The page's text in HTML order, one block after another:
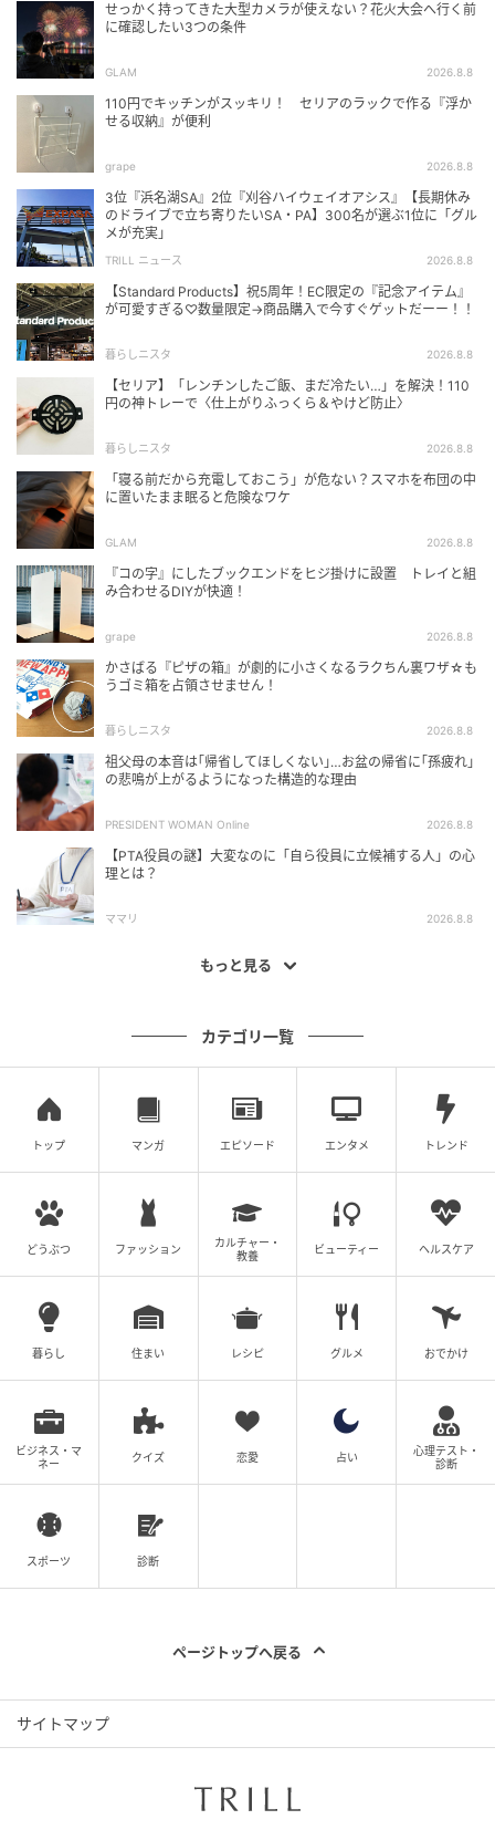
せっかく持ってきた大型カメラが使えない？花火大会へ行く前
に確認したい3つの条件
GLAM 2026.8.8
110円でキッチンがスッキリ！ セリアのラックで作る『浮か
せる収納』が便利
grape 2026.8.8
3位『浜名湖SA』2位『刈谷ハイウェイオアシス』【長期休み
のドライブで立ち寄りたいSA・PA】300名が選ぶ1位に「グル
メが充実」
TRILL ニュース 2026.8.8
【Standard Products】祝5周年！EC限定の『記念アイテム』
が可愛すぎる♡数量限定→商品購入で今すぐゲットだーー！！
暮らしニスタ 2026.8.8
【セリア】「レンチンしたご飯、まだ冷たい…」を解決！110
円の神トレーで〈仕上がりふっくら＆やけど防止〉
暮らしニスタ 2026.8.8
「寝る前だから充電しておこう」が危ない？スマホを布団の中
に置いたまま眠ると危険なワケ
GLAM 2026.8.8
『コの字』にしたブックエンドをヒジ掛けに設置 トレイと組
み合わせるDIYが快適！
grape 2026.8.8
かさばる『ピザの箱』が劇的に小さくなるラクちん裏ワザ☆も
うゴミ箱を占領させません！
暮らしニスタ 2026.8.8
祖父母の本音は｢帰省してほしくない｣…お盆の帰省に｢孫疲れ｣
の悲鳴が上がるようになった構造的な理由
PRESIDENT WOMAN Online 2026.8.8
【PTA役員の謎】大変なのに「自ら役員に立候補する人」の心
理とは？
ママリ 2026.8.8
もっと見る
カテゴリ一覧
トップ マンガ エピソード エンタメ トレンド
どうぶつ ファッション
カルチャー・
教養
ビューティー ヘルスケア
暮らし 住まい レシピ グルメ おでかけ
ビジネス・マ
ネー
クイズ 恋愛 占い
心理テスト・
診断
スポーツ 診断
ページトップへ戻る
サイトマップ